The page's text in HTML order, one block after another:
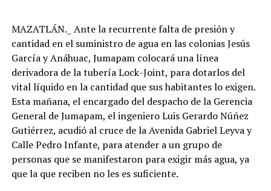
MAZATLÁN._ Ante la recurrente falta de presión y
cantidad en el suministro de agua en las colonias Jesús
García y Anáhuac, Jumapam colocará una línea
derivadora de la tubería Lock-Joint, para dotarlos del
vital líquido en la cantidad que sus habitantes lo exigen.
Esta mañana, el encargado del despacho de la Gerencia
General de Jumapam, el ingeniero Luis Gerardo Núñez
Gutiérrez, acudió al cruce de la Avenida Gabriel Leyva y
Calle Pedro Infante, para atender a un grupo de
personas que se manifestaron para exigir más agua, ya
que la que reciben no les es suficiente.